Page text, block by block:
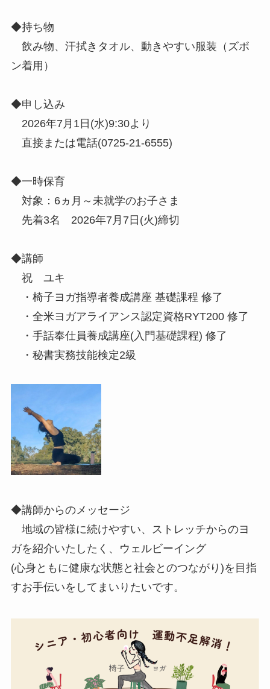
◆持ち物
飲み物、汗拭きタオル、動きやすい服装（ズボ
ン着用）
◆申し込み
2026年7月1日(水)9:30より
直接または電話(0725-21-6555)
◆一時保育
対象：6ヵ月～未就学のお子さま
先着3名 2026年7月7日(火)締切
◆講師
祝 ユキ
・椅子ヨガ指導者養成講座 基礎課程 修了
・全米ヨガアライアンス認定資格RYT200 修了
・手話奉仕員養成講座(入門基礎課程) 修了
・秘書実務技能検定2級
◆講師からのメッセージ
地域の皆様に続けやすい、ストレッチからのヨ
ガを紹介いたしたく、ウェルビーイング
(心身ともに健康な状態と社会とのつながり)を目指
すお手伝いをしてまいりたいです。